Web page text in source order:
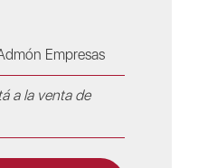
Empresas
a la venta de